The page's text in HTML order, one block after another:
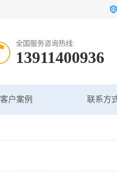
全国服务咨询热线:
13911400936
客户案例 联系方